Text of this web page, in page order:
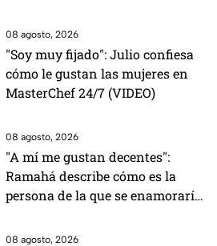
08 agosto, 2026
"Soy muy fijado": Julio confiesa
cómo le gustan las mujeres en
MasterChef 24/7 (VIDEO)
08 agosto, 2026
"A mí me gustan decentes":
Ramahá describe cómo es la
persona de la que se enamoraría
08 agosto, 2026